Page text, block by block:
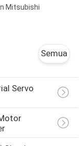
Mitsubishi
Semua
Servo